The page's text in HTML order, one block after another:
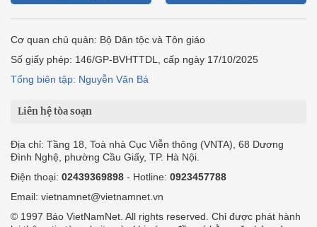
Cơ quan chủ quản: Bộ Dân tộc và Tôn giáo
Số giấy phép: 146/GP-BVHTTDL, cấp ngày 17/10/2025
Tổng biên tập: Nguyễn Văn Bá
Liên hệ tòa soạn
Địa chỉ: Tầng 18, Toà nhà Cục Viễn thông (VNTA), 68 Dương
Đình Nghệ, phường Cầu Giấy, TP. Hà Nội.
Điện thoại: 02439369898 - Hotline: 0923457788
Email: vietnamnet@vietnamnet.vn
© 1997 Báo VietNamNet. All rights reserved. Chỉ được phát hành